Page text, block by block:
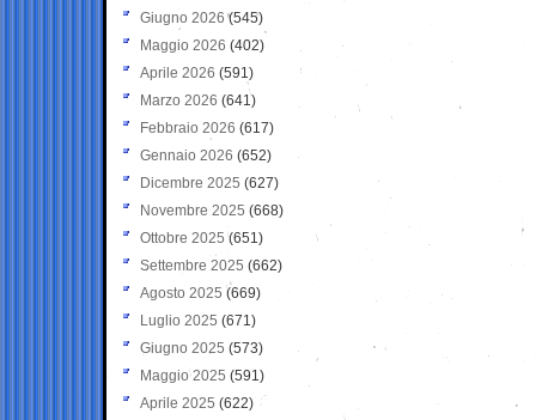
Giugno 2026 (545)
Maggio 2026 (402)
Aprile 2026 (591)
Marzo 2026 (641)
Febbraio 2026 (617)
Gennaio 2026 (652)
Dicembre 2025 (627)
Novembre 2025 (668)
Ottobre 2025 (651)
Settembre 2025 (662)
Agosto 2025 (669)
Luglio 2025 (671)
Giugno 2025 (573)
Maggio 2025 (591)
Aprile 2025 (622)